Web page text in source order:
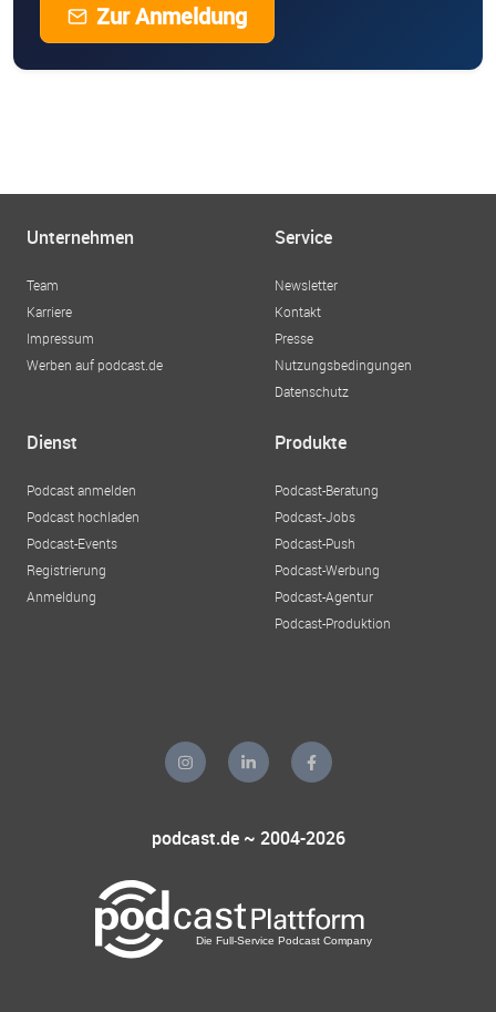
Zur Anmeldung
Unternehmen
Team
Karriere
Impressum
Werben auf podcast.de
Service
Newsletter
Kontakt
Presse
Nutzungsbedingungen
Datenschutz
Dienst
Podcast anmelden
Podcast hochladen
Podcast-Events
Registrierung
Anmeldung
Produkte
Podcast-Beratung
Podcast-Jobs
Podcast-Push
Podcast-Werbung
Podcast-Agentur
Podcast-Produktion
podcast.de ~ 2004-2026